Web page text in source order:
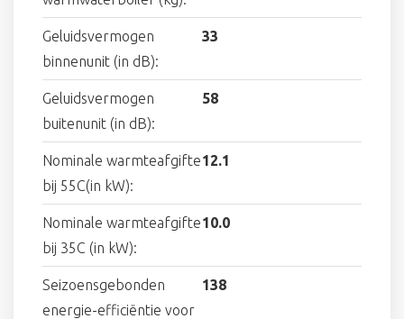
Geluidsvermogen
binnenunit (in dB):
33
Geluidsvermogen
buitenunit (in dB):
58
Nominale warmteafgifte
bij 55C(in kW):
12.1
Nominale warmteafgifte
bij 35C (in kW):
10.0
Seizoensgebonden
energie-efficiëntie voor
138